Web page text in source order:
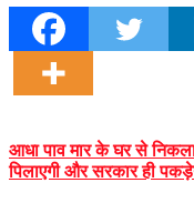
आधा पाव मार के घर से
पिलाएगी और सरकार ही